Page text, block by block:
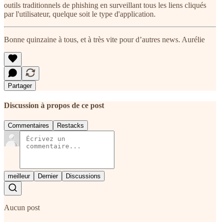
outils traditionnels de phishing en surveillant tous les liens cliqués
par l'utilisateur, quelque soit le type d'application.
Bonne quinzaine à tous, et à très vite pour d’autres news. Aurélie
Partager
Discussion à propos de ce post
Commentaires Restacks
meilleur Dernier Discussions
Aucun post